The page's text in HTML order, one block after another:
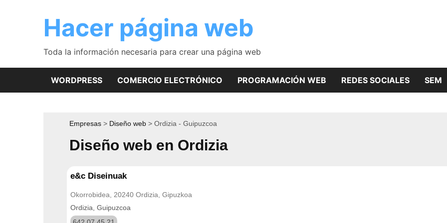
Hacer página web
Toda la información necesaria para crear una página web
WORDPRESS COMERCIO ELECTRÓNICO PROGRAMACIÓN WEB REDES SOCIALES SEM
Empresas Diseño web Ordizia - Guipuzcoa
Diseño web en Ordizia
e&c Diseinuak
Okorrobidea, 20240 Ordizia, Gipuzkoa
Ordizia, Guipuzcoa